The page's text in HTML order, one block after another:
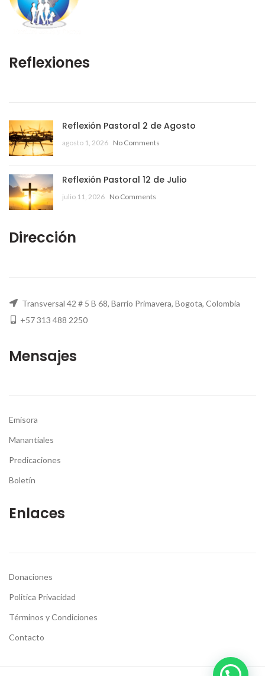
Reflexiones
Reflexión Pastoral 2 de Agosto
agosto 1, 2026 No Comments
Reflexión Pastoral 12 de Julio
julio 11, 2026 No Comments
Dirección
Transversal 42 # 5 B 68, Barrio Primavera, Bogota, Colombia
+57 313 488 2250
Mensajes
Emisora
Manantiales
Predicaciones
Boletín
Enlaces
Donaciones
Politica Privacidad
Términos y Condiciones
Contacto